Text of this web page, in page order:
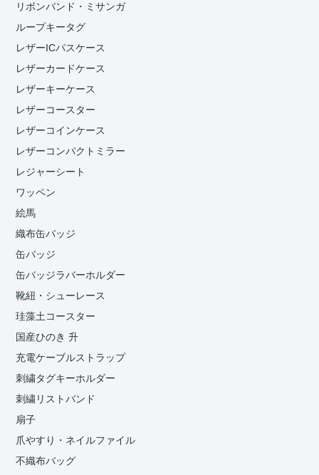
リボンバンド・ミサンガ
ループキータグ
レザーICパスケース
レザーカードケース
レザーキーケース
レザーコースター
レザーコインケース
レザーコンパクトミラー
レジャーシート
ワッペン
絵馬
織布缶バッジ
缶バッジ
缶バッジラバーホルダー
靴紐・シューレース
珪藻土コースター
国産ひのき 升
充電ケーブルストラップ
刺繍タグキーホルダー
刺繍リストバンド
扇子
爪やすり・ネイルファイル
不織布バッグ